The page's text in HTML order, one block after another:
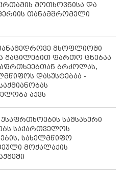
მოთხოვნისა და
თანამშრომელი
მსოფლიოში
გაცილებით ფართო ცნებაა
ბრძოლას,
დასუსტებაა -
აქვს
სამსახური
საქართველოს
სახელმწიფო
მოქალაქის